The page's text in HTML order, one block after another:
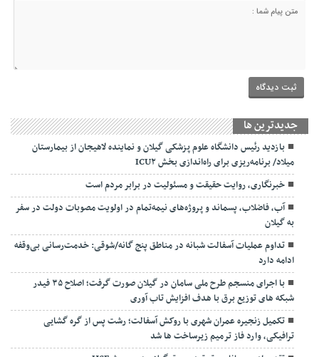
جديدترين ها
بازدید رئیس دانشگاه علوم پزشکی گیلان و نماینده لاهیجان از بیمارستان
میلاد/ برنامه‌ریزی برای راه‌اندازی بخش ICU۲
خبرنگاری، روایت حقیقت و مسئولیت‌ در برابر مردم است
آب، فاضلاب، پسماند و پروژه‌های نیمه‌تمام در اولویت مصوبات دولت در سفر
به گیلان
تداوم عملیات آسفالت‌ شبانه در مناطق پنج گانه/شوقی: خدمت‌رسانی بی‌وقفه
ادامه دارد
با اجرای منسجم طرح ملی سامان در گیلان صورت گرفت؛ اصلاح ۳۵ فیدر
شبکه های توزیع برق با هدف افزایش تاب آوری
تکمیل زنجیره عمران شهری با روکش آسفالت؛ رشت پس از گره گشایی
ترافیکی، وارد فاز ترمیم زیرساخت ها شد